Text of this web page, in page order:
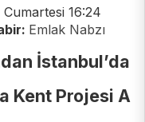
16:24
Emlak Nabzı
İstanbul’da
Kent Projesi A